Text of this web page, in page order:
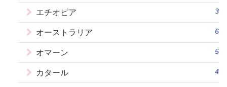
エチオピア 3
オーストラリア 6
オマーン 5
カタール 4